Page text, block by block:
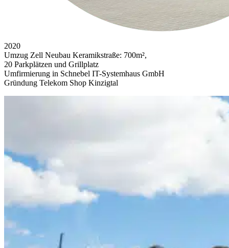
2020
Umzug Zell Neubau Keramikstraße: 700m²,
20 Parkplätzen und Grillplatz
Umfirmierung in Schnebel IT-Systemhaus GmbH
Gründung Telekom Shop Kinzigtal